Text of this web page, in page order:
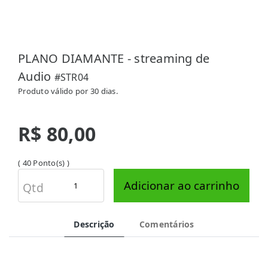
PLANO DIAMANTE - streaming de
Audio #STR04
Produto válido por 30 dias.
R$ 80,00
( 40 Ponto(s) )
Qtd Adicionar ao carrinho
Descrição Comentários